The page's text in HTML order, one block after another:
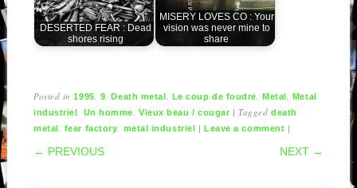
DESERTED FEAR : Dead
shores rising
MISERY LOVES CO : Your
vision was never mine to
share
Posted in1995, 9,Death metal, Le coup de foudre,Metal, Metal
industriel, Un homme,Vieux beau / cougar |Taggeddeath
metal, fear factory, metal industriel |Leave a comment |
POST NAVIGATION
← PREVIOUS NEXT →